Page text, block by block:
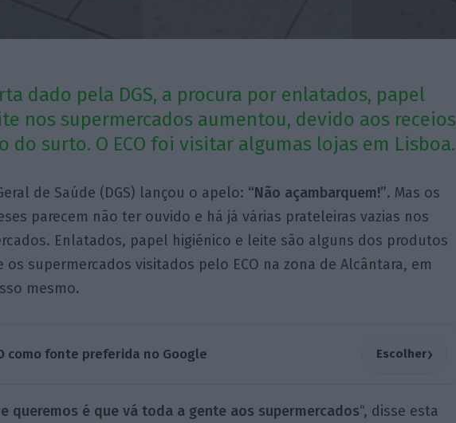
dado pela DGS, a procura por enlatados, papel
nos supermercados aumentou, devido aos receios
do surto. O ECO foi visitar algumas lojas em Lisboa.
de Saúde (DGS) lançou o apelo: “Não açambarquem!”. Mas os
parecem não ter ouvido e há já várias prateleiras vazias nos
Enlatados, papel higiénico e leite são alguns dos produtos
os supermercados visitados pelo ECO na zona de Alcântara, em
mesmo.
como fonte preferida no Google Escolher›
queremos é que vá toda a gente aos supermercados“, disse esta